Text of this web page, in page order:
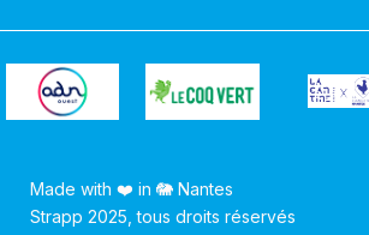
Made with ❤️ in 🐘 Nantes
Strapp 2025, tous droits réservés